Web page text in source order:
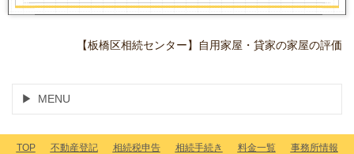
【板橋区相続センター】自用家屋・貸家の家屋の評価
MENU
TOP 不動産登記 相続税申告 相続手続き 料金一覧
事務所情報